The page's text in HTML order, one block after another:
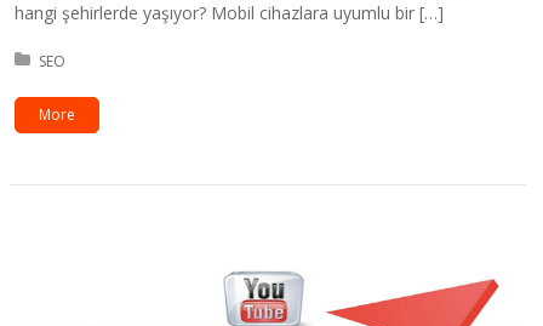
hangi şehirlerde yaşıyor? Mobil cihazlara uyumlu bir […]
Kategori:
SEO
More